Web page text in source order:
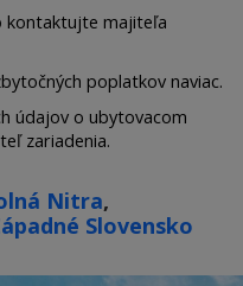
kontaktujte majiteľa
poplatkov naviac.
údajov o ubytovacom
zariadenia.
Nitra,
Slovensko